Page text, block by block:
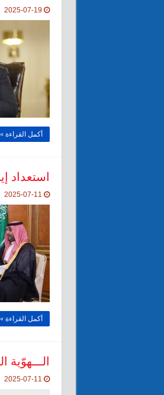
2025-07-19
أكمل القراءة »
استعداد
2025-07-11
أكمل القراءة »
الـــهوّية
2025-07-11